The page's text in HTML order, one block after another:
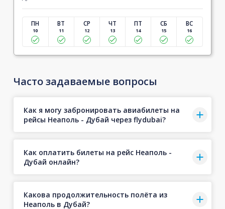
ПН
10
ВТ
11
СР
12
ЧТ
13
ПТ
14
СБ
15
ВС
16
Часто задаваемые вопросы
Как я могу забронировать авиабилеты на
рейсы Неаполь - Дубай через flydubai?
Как оплатить билеты на рейс Неаполь -
Дубай онлайн?
Какова продолжительность полёта из
Неаполь в Дубай?